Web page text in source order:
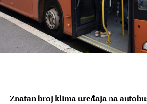
Znatan broj klima uređaja na